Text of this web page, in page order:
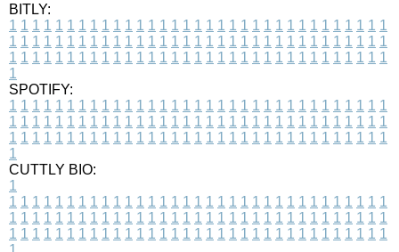
BITLY:
1 1 1 1 1 1 1 1 1 1 1 1 1 1 1 1 1 1 1 1 1 1 1 1 1 1 1 1 1 1 1 1 1
1 1 1 1 1 1 1 1 1 1 1 1 1 1 1 1 1 1 1 1 1 1 1 1 1 1 1 1 1 1 1 1 1
1 1 1 1 1 1 1 1 1 1 1 1 1 1 1 1 1 1 1 1 1 1 1 1 1 1 1 1 1 1 1 1 1
1
SPOTIFY:
1 1 1 1 1 1 1 1 1 1 1 1 1 1 1 1 1 1 1 1 1 1 1 1 1 1 1 1 1 1 1 1 1
1 1 1 1 1 1 1 1 1 1 1 1 1 1 1 1 1 1 1 1 1 1 1 1 1 1 1 1 1 1 1 1 1
1 1 1 1 1 1 1 1 1 1 1 1 1 1 1 1 1 1 1 1 1 1 1 1 1 1 1 1 1 1 1 1 1
1
CUTTLY BIO:
1
1 1 1 1 1 1 1 1 1 1 1 1 1 1 1 1 1 1 1 1 1 1 1 1 1 1 1 1 1 1 1 1 1
1 1 1 1 1 1 1 1 1 1 1 1 1 1 1 1 1 1 1 1 1 1 1 1 1 1 1 1 1 1 1 1 1
1 1 1 1 1 1 1 1 1 1 1 1 1 1 1 1 1 1 1 1 1 1 1 1 1 1 1 1 1 1 1 1 1